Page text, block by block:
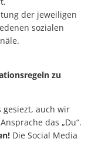
der jeweiligen
sozialen
zu
auch wir
das „Du“.
Die Social Media